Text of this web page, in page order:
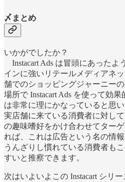
〆まとめ
いかがでしたか？
Instacart Ads は冒頭にあったよ
インに強いリテールメディアネ
舗でのショッピングジャーニー
場所で Instacart Ads を使って効
は非常に理にかなっていると思
実店舗に来ている消費者に対し
の趣味嗜好をかけ合わせてター
れば、これは広告という名の情
うんざりし慣れている消費者も
すいと推察できます。
次はいよいよこの Instacart シリ